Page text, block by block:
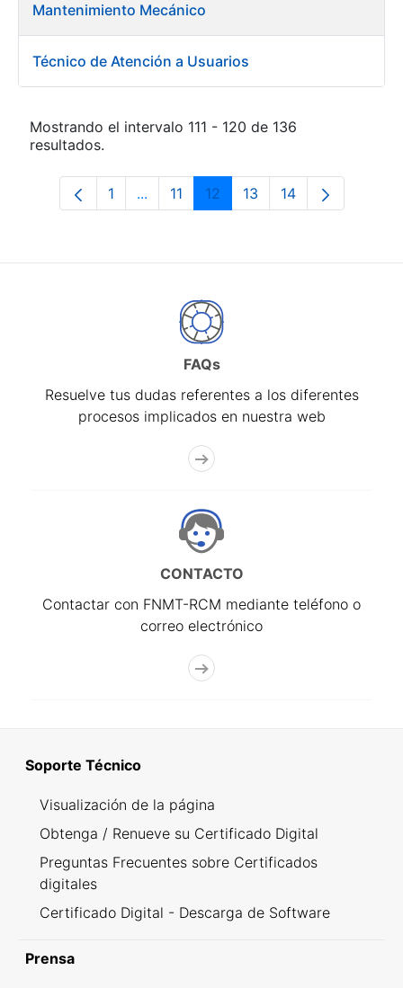
Mantenimiento Mecánico
Técnico de Atención a Usuarios
Mostrando el intervalo 111 - 120 de 136
resultados.
Página
1 ...Páginas intermedias Use TAB para
Página
11 Página
12 Página
13 Página
14
FAQs
Resuelve tus dudas referentes a los diferentes
procesos implicados en nuestra web
CONTACTO
Contactar con FNMT-RCM mediante teléfono o
correo electrónico
Soporte Técnico
Visualización de la página
Obtenga / Renueve su Certificado Digital
Preguntas Frecuentes sobre Certificados
digitales
Certificado Digital - Descarga de Software
Prensa